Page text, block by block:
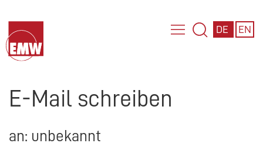
DE EN
E-Mail schreiben
an: unbekannt